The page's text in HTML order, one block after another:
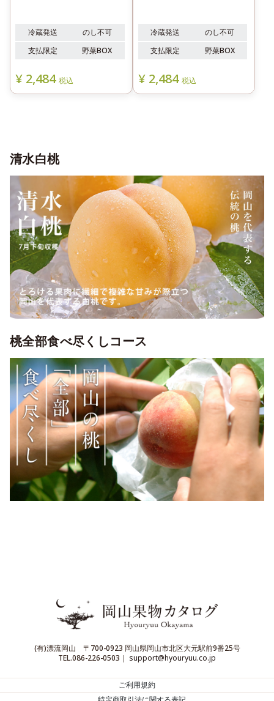
冷蔵発送
のし不可
支払限定
野菜BOX
¥ 2,484 税込
冷蔵発送
のし不可
支払限定
野菜BOX
¥ 2,484 税込
清水白桃
桃全部食べ尽くしコース
(有)漂流岡山 〒700-0923 岡山県岡山市北区大元駅前9番25号
TEL.086-226-0503｜ support@hyouryuu.co.jp
ご利用規約